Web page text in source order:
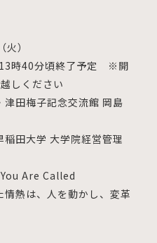
）
分頃終了予定 ※開
しください
田梅子記念交流館 岡島
大学 大学院経営管理
Are Called
、人を動かし、変革